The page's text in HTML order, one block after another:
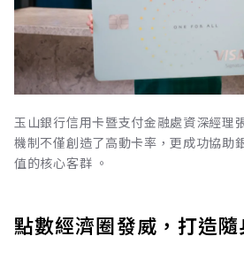
玉山銀行信用卡暨支付金融處資深經理
機制不僅創造了高動卡率，更成功協助
值的核心客群 。
點數經濟圈發威，打造